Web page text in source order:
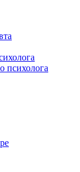
психолога